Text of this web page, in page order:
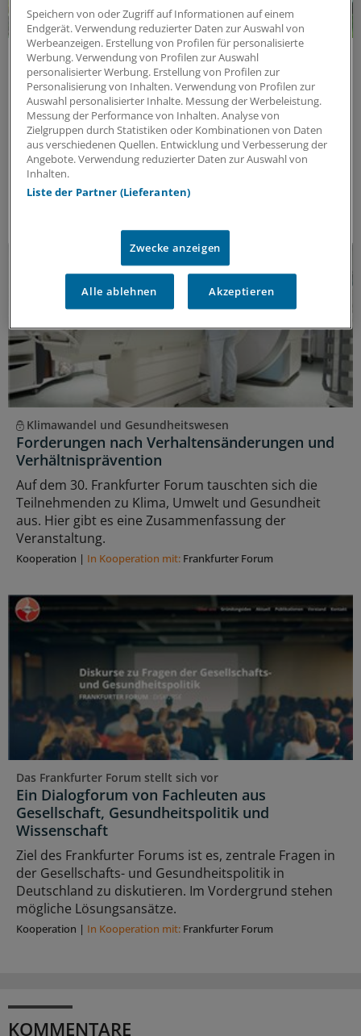
Klimawandel und Gesundheitswesen
Klimaschutz und Gesundheit:
Herausforderungen und Lösungen
Was bedeutet der Klimawandel für die menschliche
Gesundheit? Welche Menschen sind besonders
betroffen, wie können sie geschützt und auf
Klimaextreme vorbereitet werden? Und was bedeutet
das für Praxen und Kliniken?
Klimawandel und Gesundheitswesen
Forderungen nach Verhaltensänderungen und
Verhältnisprävention
Auf dem 30. Frankfurter Forum tauschten sich die
Teilnehmenden zu Klima, Umwelt und Gesundheit
aus. Hier gibt es eine Zusammenfassung der
Veranstaltung.
Kooperation | In Kooperation mit: Frankfurter Forum
Das Frankfurter Forum stellt sich vor
Ein Dialogforum von Fachleuten aus
Gesellschaft, Gesundheitspolitik und
Wissenschaft
Ziel des Frankfurter Forums ist es, zentrale Fragen in
der Gesellschafts- und Gesundheitspolitik in
Deutschland zu diskutieren. Im Vordergrund stehen
mögliche Lösungsansätze.
Kooperation | In Kooperation mit: Frankfurter Forum
KOMMENTARE
Speichern von oder Zugriff auf Informationen auf einem
Endgerät. Verwendung reduzierter Daten zur Auswahl von
Werbeanzeigen. Erstellung von Profilen für personalisierte
Werbung. Verwendung von Profilen zur Auswahl
personalisierter Werbung. Erstellung von Profilen zur
Personalisierung von Inhalten. Verwendung von Profilen zur
Auswahl personalisierter Inhalte. Messung der Werbeleistung.
Messung der Performance von Inhalten. Analyse von
Zielgruppen durch Statistiken oder Kombinationen von Daten
aus verschiedenen Quellen. Entwicklung und Verbesserung der
Angebote. Verwendung reduzierter Daten zur Auswahl von
Inhalten.
Liste der Partner (Lieferanten)
Zwecke anzeigen
Alle ablehnen Akzeptieren